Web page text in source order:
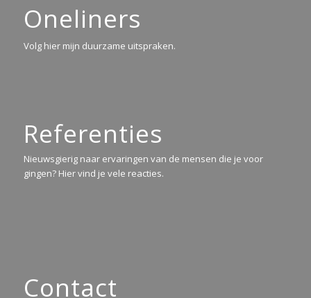
Oneliners
Volg hier mijn duurzame uitspraken.
Referenties
Nieuwsgierig naar ervaringen van de mensen die je voor
gingen? Hier vind je vele reacties.
Contact